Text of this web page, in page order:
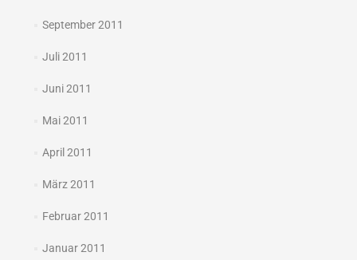
September 2011
Juli 2011
Juni 2011
Mai 2011
April 2011
März 2011
Februar 2011
Januar 2011